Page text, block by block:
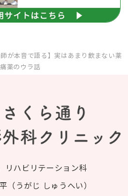
師が本音で語る】実はあまり飲まない薬
薬のウラ話
リハビリテーション科
（うがじ しゅうへい）